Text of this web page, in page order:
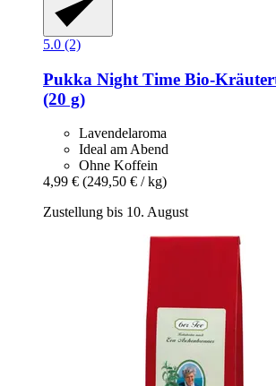
5.0 (2)
Pukka Night Time Bio-​
(20 g)
Lavendelaroma
Ideal am Abend
Ohne Koffein
4,99 € (249,50 € / kg)
Zustellung bis 10. August